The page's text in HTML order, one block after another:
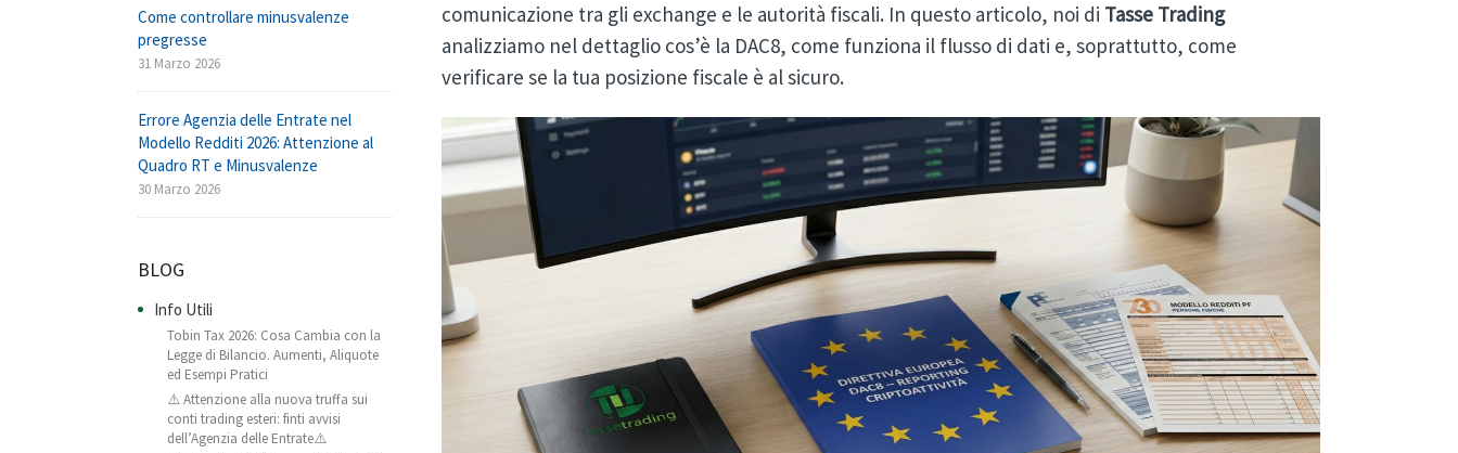
comunicazione tra gli exchange e le autorità fiscali. In questo articolo, noi di Tasse Trading
analizziamo nel dettaglio cos’è la DAC8, come funziona il flusso di dati e, soprattutto, come
verificare se la tua posizione fiscale è al sicuro.
Come controllare minusvalenze
pregresse
31 Marzo 2026
Errore Agenzia delle Entrate nel
Modello Redditi 2026: Attenzione al
Quadro RT e Minusvalenze
30 Marzo 2026
BLOG
Info Utili
Tobin Tax 2026: Cosa Cambia con la
Legge di Bilancio. Aumenti, Aliquote
ed Esempi Pratici
⚠️ Attenzione alla nuova truffa sui
conti trading esteri: finti avvisi
dell’Agenzia delle Entrate⚠️